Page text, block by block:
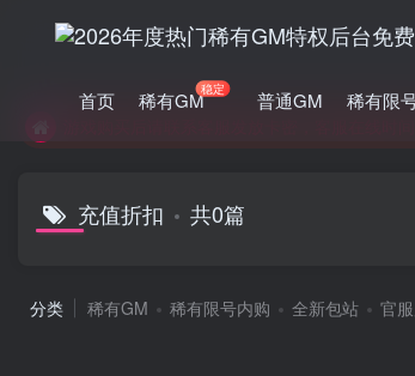
首页 稀有GM稳定 普通GM 稀有限
充值折扣 共0篇
分类 稀有GM 稀有限号内购 全新包站 官